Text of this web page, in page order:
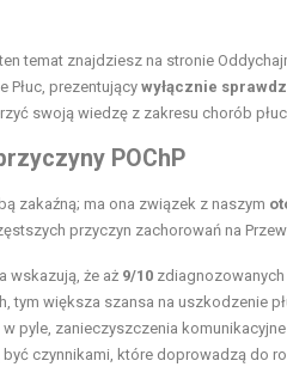
temat znajdziesz na stronie
Płuc, prezentujący wyłącznie
swoją wiedzę z zakresu chorób
POChP
zakaźną; ma ona związek z naszym
przyczyn zachorowań na
wskazują, że aż 9/10 zdiagnozowanych
tym większa szansa na uszkodzenie
w pyle, zanieczyszczenia
czynnikami, które doprowadzą do